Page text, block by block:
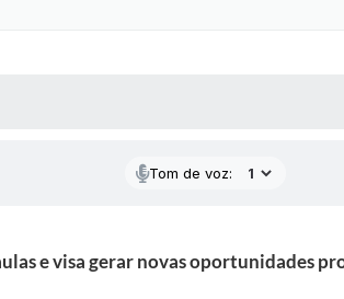
Tom de voz:
e visa gerar novas oportunidades